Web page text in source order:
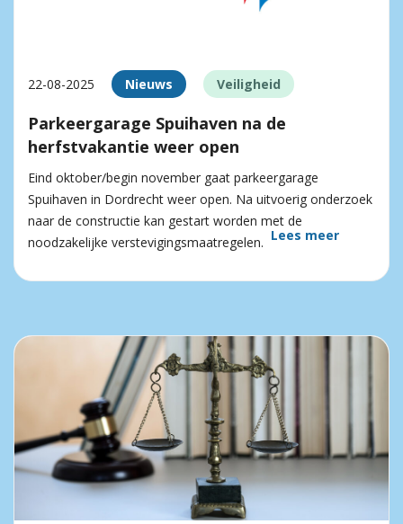
22-08-2025 Nieuws Veiligheid
Parkeergarage Spuihaven na de
herfstvakantie weer open
Eind oktober/begin november gaat parkeergarage
Spuihaven in Dordrecht weer open. Na uitvoerig onderzoek
naar de constructie kan gestart worden met de
noodzakelijke verstevigingsmaatregelen. Lees meer